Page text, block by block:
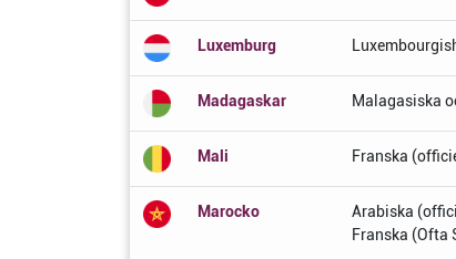
Luxemburg
Madagaskar Malagasiska
Mali Franska
Marocko
Arabiska
Franska (Ofta